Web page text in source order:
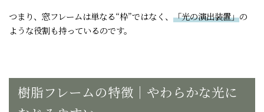
つまり、窓フレームは単なる“枠”ではなく、 「光の演出装置」の
ような役割も持っているのです。
樹脂フレームの特徴｜やわらかな光に